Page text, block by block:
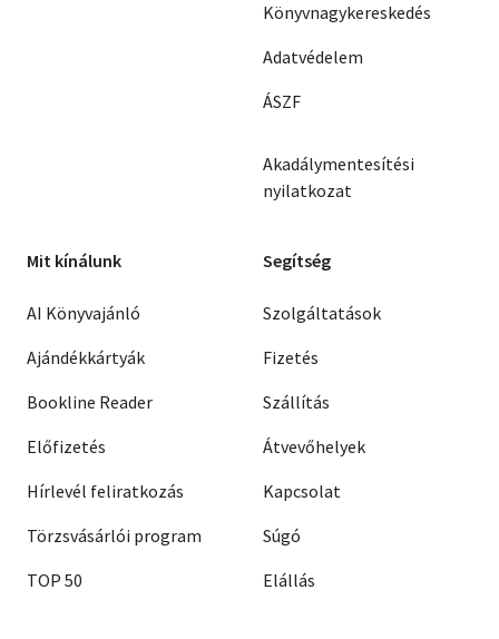
Könyvnagykereskedés
Adatvédelem
ÁSZF
Akadálymentesítési
nyilatkozat
Mit kínálunk
AI Könyvajánló
Ajándékkártyák
Bookline Reader
Előfizetés
Hírlevél feliratkozás
Törzsvásárlói program
TOP 50
Segítség
Szolgáltatások
Fizetés
Szállítás
Átvevőhelyek
Kapcsolat
Súgó
Elállás